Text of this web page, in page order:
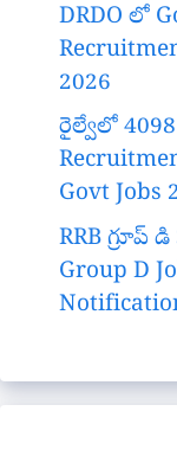
DRDO లో
2026
రైల్వేలో
Govt Jobs
RRB గ్రూప్
Group D